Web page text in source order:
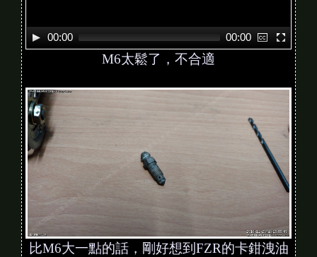
00:00 00:00
M6太鬆了，不合適
比M6大一點的話，剛好想到FZR的卡鉗洩油